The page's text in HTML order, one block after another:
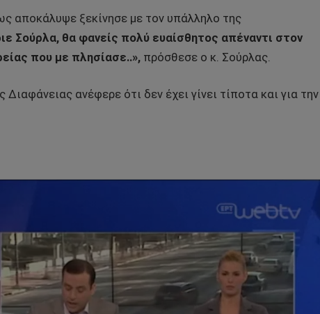
αποκάλυψε ξεκίνησε με τον υπάλληλο της
Σούρλα, θα φανείς πολύ ευαίσθητος απέναντι στον
που με πλησίασε..», πρόσθεσε ο κ. Σούρλας.
ανέφερε ότι δεν έχει γίνει τίποτα και για την